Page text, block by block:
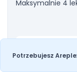
Maksymalnie 4
Areplex
Potrzebujesz